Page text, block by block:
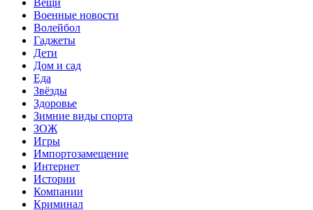
Военные новости
Волейбол
Гаджеты
Дети
Дом и сад
Еда
Звёзды
Здоровье
Зимние виды спорта
ЗОЖ
Игры
Импортозамещение
Интернет
Истории
Компании
Криминал